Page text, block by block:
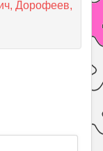
Дорофеев,